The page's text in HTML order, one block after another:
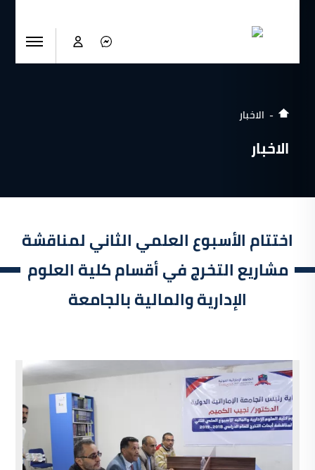
الاخبار
الاخبار
اختتام الأسبوع العلمي الثاني لمناقشة
مشاريع التخرج في أقسام كلية العلوم
الإدارية والمالية بالجامعة